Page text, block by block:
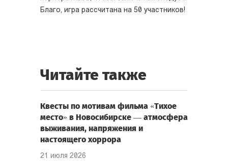
Благо, игра рассчитана на 50 участников!
Читайте также
Квесты по мотивам фильма «Тихое
место» в Новосибирске — атмосфера
выживания, напряжения и
настоящего хоррора
21 июля 2026